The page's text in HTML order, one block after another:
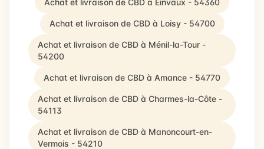
Achat et livraison de CBD à Einvaux - 54360
Achat et livraison de CBD à Loisy - 54700
Achat et livraison de CBD à Ménil-la-Tour -
54200
Achat et livraison de CBD à Amance - 54770
Achat et livraison de CBD à Charmes-la-Côte -
54113
Achat et livraison de CBD à Manoncourt-en-
Vermois - 54210